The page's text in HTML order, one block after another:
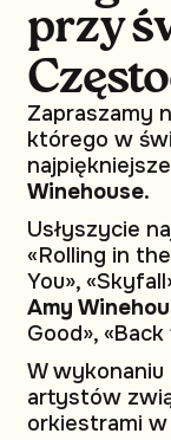
przy
Zapraszamy
którego w
Winehouse.
Usłyszycie
«Rolling in
You»,
Amy
Good»,
W
artystów
orkiestrami w